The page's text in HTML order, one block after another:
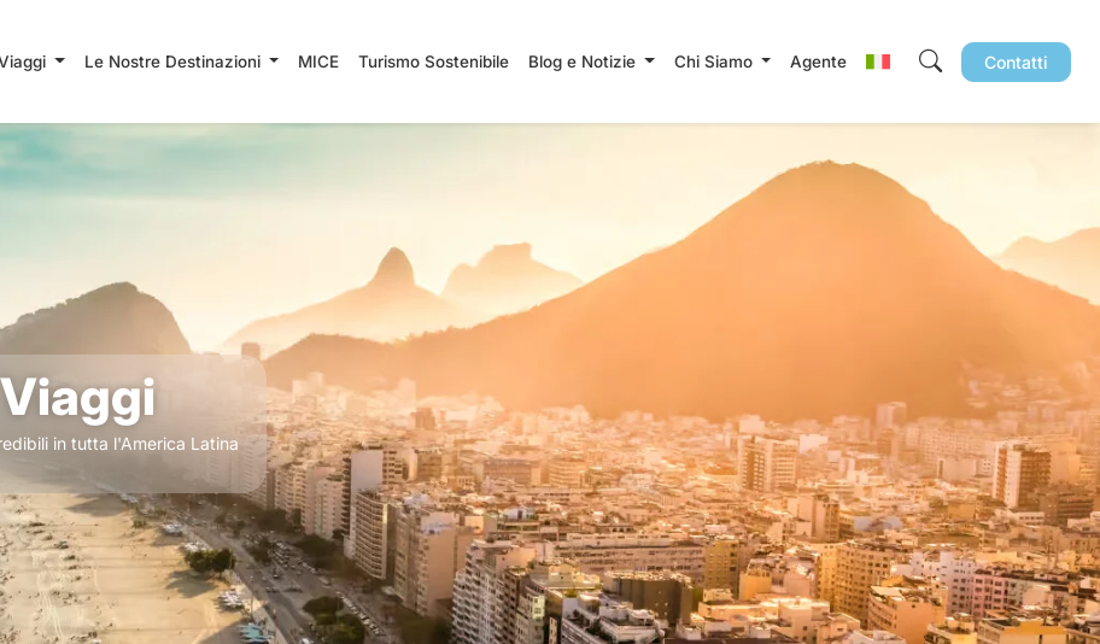
Le Nostre Destinazioni MICE Turismo Sostenibile Blog e Notizie Chi Siamo Agente Contatti
in tutta l'America Latina